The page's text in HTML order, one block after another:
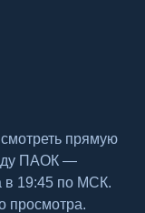
прямую
ПАОК —
в 19:45 по МСК.
просмотра.